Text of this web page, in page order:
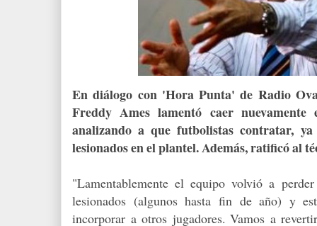
En diálogo con 'Hora Punta' de Radio
Freddy Ames lamentó caer
analizando a que futbolistas contratar,
lesionados en el plantel. Además, ratificó al
"Lamentablemente el equipo volvió a
lesionados (algunos hasta fin de año) y
incorporar a otros jugadores. Vamos a